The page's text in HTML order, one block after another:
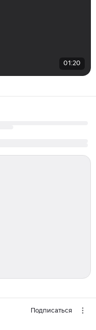
01:20
Подписаться